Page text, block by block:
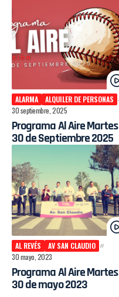
ALARMA
ALQUILER DE PERSONAS
30 septiembre, 2025
Programa Al Aire Martes
30 de Septiembre 2025
AL REVÉS
AV SAN CLAUDIO
30 mayo, 2023
Programa Al Aire Martes
30 de mayo 2023